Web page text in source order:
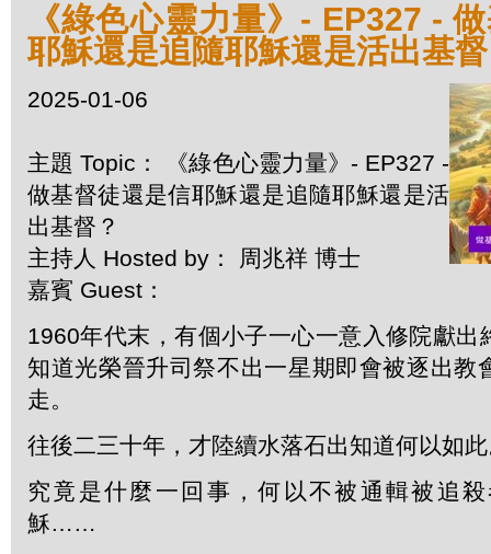
《綠色心靈力量》- EP327 -
耶穌還是追隨耶穌還是活出基
2025-01-06
主題 Topic： 《綠色心靈力量》- EP327 -
做基督徒還是信耶穌還是追隨耶穌還是活
出基督？
主持人 Hosted by： 周兆祥 博士
嘉賓 Guest：
1960年代末，有個小子一心一意入修院獻出
知道光榮晉升司祭不出一星期即會被逐出教
走。
往後二三十年，才陸續水落石出知道何以如
究竟是什麼一回事，何以不被通輯被追
穌……